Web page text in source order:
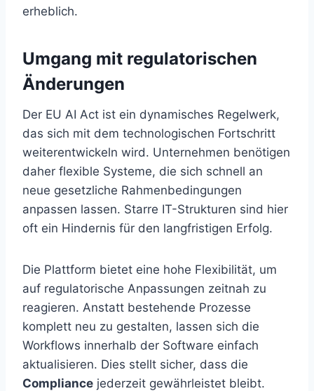
erheblich.
Umgang mit regulatorischen
Änderungen
Der EU AI Act ist ein dynamisches Regelwerk,
das sich mit dem technologischen Fortschritt
weiterentwickeln wird. Unternehmen benötigen
daher flexible Systeme, die sich schnell an
neue gesetzliche Rahmenbedingungen
anpassen lassen. Starre IT-Strukturen sind hier
oft ein Hindernis für den langfristigen Erfolg.
Die Plattform bietet eine hohe Flexibilität, um
auf regulatorische Anpassungen zeitnah zu
reagieren. Anstatt bestehende Prozesse
komplett neu zu gestalten, lassen sich die
Workflows innerhalb der Software einfach
aktualisieren. Dies stellt sicher, dass die
Compliance jederzeit gewährleistet bleibt.